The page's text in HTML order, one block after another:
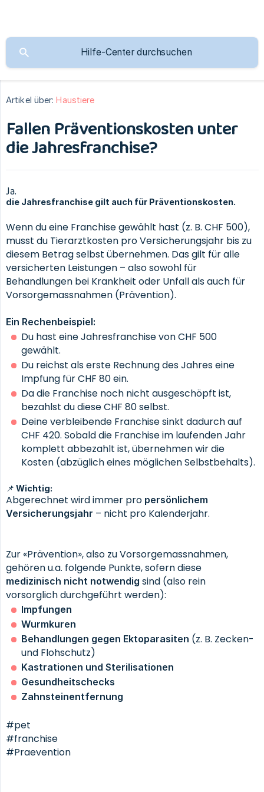
Artikel über: Haustiere
Fallen Präventionskosten unter
die Jahresfranchise?
Ja.
die Jahresfranchise gilt auch für Präventionskosten.
Wenn du eine Franchise gewählt hast (z. B. CHF 500),
musst du Tierarztkosten pro Versicherungsjahr bis zu
diesem Betrag selbst übernehmen. Das gilt für alle
versicherten Leistungen – also sowohl für
Behandlungen bei Krankheit oder Unfall als auch für
Vorsorgemassnahmen (Prävention).
Ein Rechenbeispiel:
Du hast eine Jahresfranchise von CHF 500
gewählt.
Du reichst als erste Rechnung des Jahres eine
Impfung für CHF 80 ein.
Da die Franchise noch nicht ausgeschöpft ist,
bezahlst du diese CHF 80 selbst.
Deine verbleibende Franchise sinkt dadurch auf
CHF 420. Sobald die Franchise im laufenden Jahr
komplett abbezahlt ist, übernehmen wir die
Kosten (abzüglich eines möglichen Selbstbehalts).
📌 Wichtig:
Abgerechnet wird immer pro persönlichem
Versicherungsjahr – nicht pro Kalenderjahr.
Zur «Prävention», also zu Vorsorgemassnahmen,
gehören u.a. folgende Punkte, sofern diese
medizinisch nicht notwendig sind (also rein
vorsorglich durchgeführt werden):
Impfungen
Wurmkuren
Behandlungen gegen Ektoparasiten (z. B. Zecken-
und Flohschutz)
Kastrationen und Sterilisationen
Gesundheitschecks
Zahnsteinentfernung
#pet
#franchise
#Praevention